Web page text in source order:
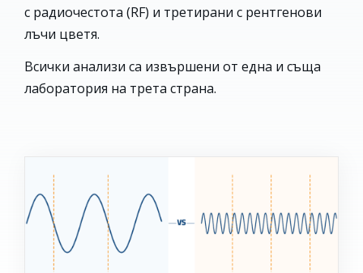
с радиочестота (RF) и третирани с рентгенови
лъчи цветя.
Всички анализи са извършени от една и съща
лаборатория на трета страна.